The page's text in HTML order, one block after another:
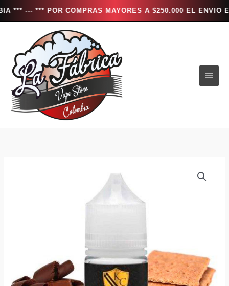
*** POR COMPRAS MAYORES A $250.000 EL ENVIO ES
contenido